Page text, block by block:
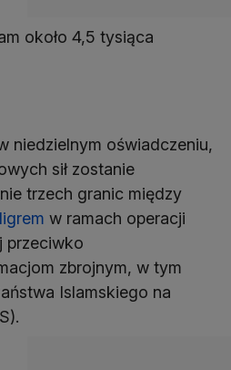
około 4,5 tysiąca
niedzielnym oświadczeniu,
sił zostanie
trzech granic między
w ramach operacji
przeciwko
zbrojnym, w tym
Islamskiego na